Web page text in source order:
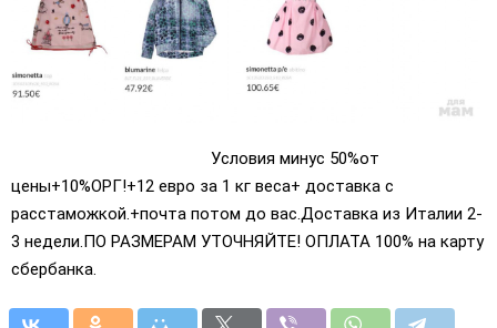
Условия минус 50%от
цены+10%ОРГ!+12 евро за 1 кг веса+ доставка с
расстаможкой.+почта потом до вас.Доставка из Италии 2-
3 недели.ПО РАЗМЕРАМ УТОЧНЯЙТЕ! ОПЛАТА 100% на карту
сбербанка.